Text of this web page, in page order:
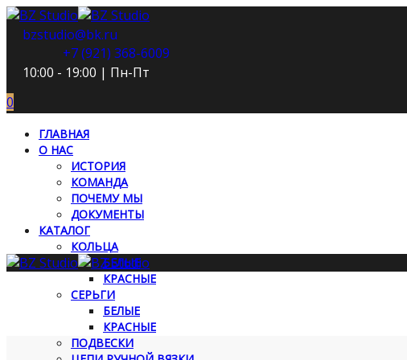
bzstudio@bk.ru
+7 (921) 368-6009
10:00 - 19:00 | Пн-Пт
0
ГЛАВНАЯ
О НАС
ИСТОРИЯ
КОМАНДА
ПОЧЕМУ МЫ
ДОКУМЕНТЫ
КАТАЛОГ
КОЛЬЦА
БЕЛЫЕ
КРАСНЫЕ
СЕРЬГИ
БЕЛЫЕ
КРАСНЫЕ
ПОДВЕСКИ